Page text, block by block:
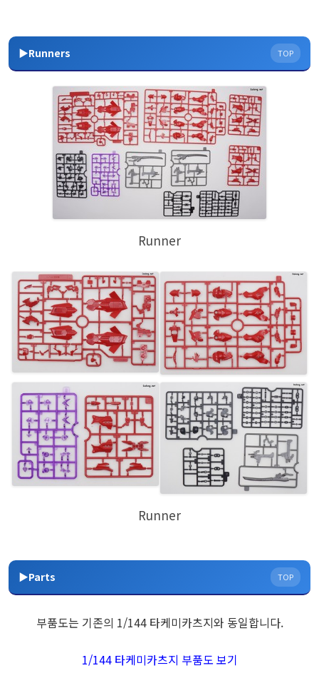
▶Runners TOP
Runner
Runner
▶Parts TOP
부품도는 기존의 1/144 타케미카츠지와 동일합니다.
1/144 타케미카츠지 부품도 보기